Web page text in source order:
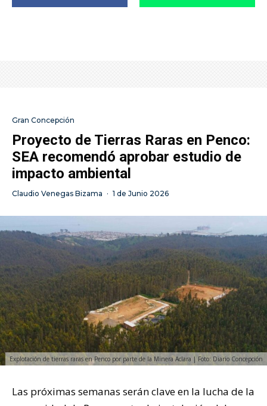
Gran Concepción
Proyecto de Tierras Raras en Penco:
SEA recomendó aprobar estudio de
impacto ambiental
Claudio Venegas Bizama · 1 de Junio 2026
Explotación de tierras raras en Penco por parte de la Minera Aclara | Foto: Diario Concepción
Las próximas semanas serán clave en la lucha de la